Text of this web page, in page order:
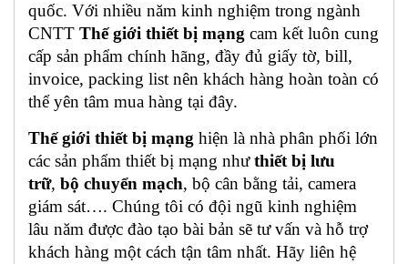
quốc. Với nhiều năm kinh nghiệm trong ngành
CNTT Thế giới thiết bị mạng cam kết luôn cung
cấp sản phẩm chính hãng, đầy đủ giấy tờ, bill,
invoice, packing list nên khách hàng hoàn toàn có
thể yên tâm mua hàng tại đây.
Thế giới thiết bị mạng hiện là nhà phân phối lớn
các sản phẩm thiết bị mạng nhưthiết bị lưu
trữ, bộ chuyển mạch, bộ cân bằng tải, camera
giám sát…. Chúng tôi có đội ngũ kinh nghiệm
lâu năm được đào tạo bài bản sẽ tư vấn và hỗ trợ
khách hàng một cách tận tâm nhất. Hãy liên hệ